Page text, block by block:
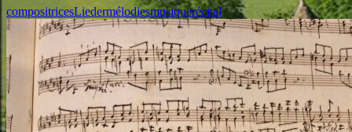
compositricesLiedermélodiesmusiquerécital